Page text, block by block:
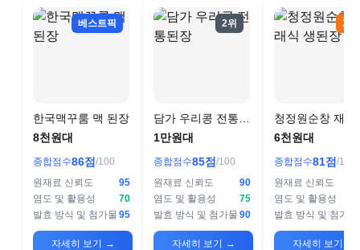
베스트픽
한국맥꾸룸 맥 된장
8천원대
종합점수86점 /100
원재료 신뢰도
95
염도 및 활용성
70
발효 방식 및 첨가물 95
자세히 보기 →
2위
담가 우리콩 전통된
장
1만원대
종합점수85점 /100
원재료 신뢰도
90
염도 및 활용성
75
발효 방식 및 첨가물 90
자세히 보기 →
3위
청정원순창 재래
생된장
6천원대
종합점수81점 /100
원재료 신뢰도
염도 및 활용성
발효 방식 및 첨가물
자세히 보기